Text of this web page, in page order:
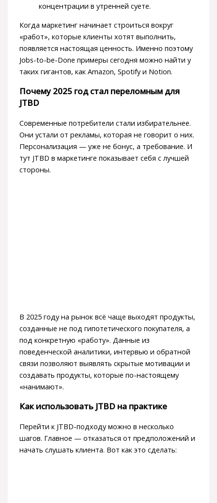
концентрации в утренней суете.
Когда маркетинг начинает строиться вокруг
«работ», которые клиенты хотят выполнить,
появляется настоящая ценность. Именно поэтому
Jobs-to-be-Done примеры сегодня можно найти у
таких гигантов, как Amazon, Spotify и Notion.
Почему 2025 год стал переломным для
JTBD
Современные потребители стали избирательнее.
Они устали от рекламы, которая не говорит о них.
Персонализация — уже не бонус, а требование. И
тут JTBD в маркетинге показывает себя с лучшей
стороны.
В 2025 году на рынок всё чаще выходят продукты,
созданные не под гипотетического покупателя, а
под конкретную «работу». Данные из
поведенческой аналитики, интервью и обратной
связи позволяют выявлять скрытые мотивации и
создавать продукты, которые по-настоящему
«нанимают».
Как использовать JTBD на практике
Перейти к JTBD-подходу можно в несколько
шагов. Главное — отказаться от предположений и
начать слушать клиента. Вот как это сделать: